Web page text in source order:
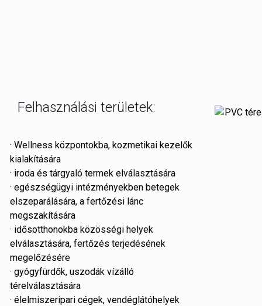
Felhasználási területek:
· Wellness központokba, kozmetikai kezelők
kialakítására
· iroda és tárgyaló termek elválasztására
· egészségügyi intézményekben betegek
elszeparálására, a fertőzési lánc
megszakítására
· idősotthonokba közösségi helyek
elválasztására, fertőzés terjedésének
megelőzésére
· gyógyfürdők, uszodák vízálló
térelválasztására
· élelmiszeripari cégek, vendéglátóhelyek